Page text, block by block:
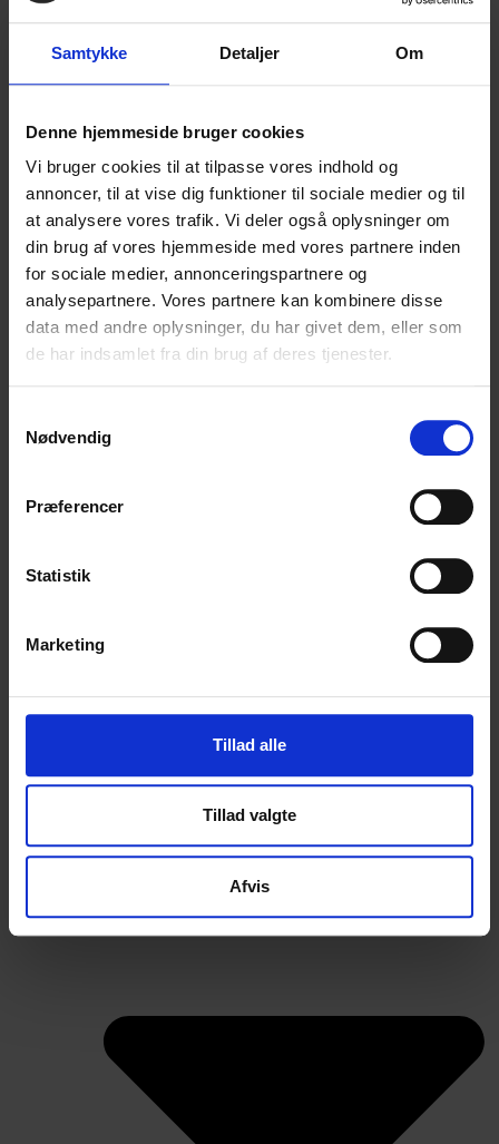
Samtykke Detaljer Om
Denne hjemmeside bruger cookies
Vi bruger cookies til at tilpasse vores indhold og
annoncer, til at vise dig funktioner til sociale medier og til
at analysere vores trafik. Vi deler også oplysninger om
din brug af vores hjemmeside med vores partnere inden
for sociale medier, annonceringspartnere og
analysepartnere. Vores partnere kan kombinere disse
data med andre oplysninger, du har givet dem, eller som
de har indsamlet fra din brug af deres tjenester.
Nødvendig
Præferencer
Statistik
Marketing
Tillad alle
Tillad valgte
Afvis
ESG rapportering